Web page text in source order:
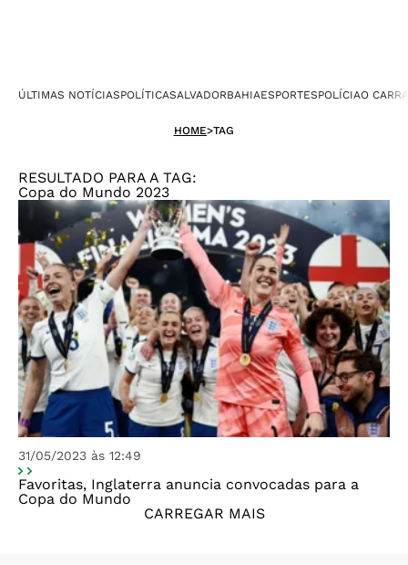
ÚLTIMAS NOTÍCIASPOLÍTICASALVADORBAHIAESPORTESPOLÍCIAO
HOME>TAG
RESULTADO PARA A TAG:
Copa do Mundo 2023
31/05/2023 às 12:49
Favoritas, Inglaterra anuncia convocadas para a
Copa do Mundo
CARREGAR MAIS